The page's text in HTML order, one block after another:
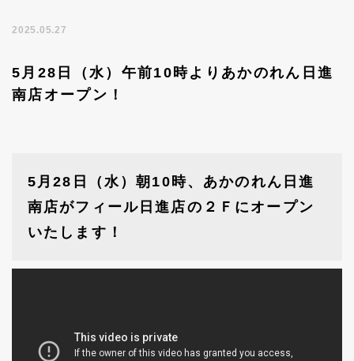
2025.05.27
5月28日（水）午前10時よりあかのれん日進
南店オープン！
5月28日（水）朝10時、あかのれん日進
南店がフィール日進店の２Ｆにオープン
いたします！